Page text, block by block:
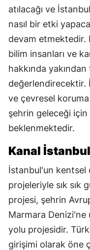
atılacağı ve
nasıl bir etki
devam etmektedir.
bilim insanları ve
hakkında
değerlendirecektir.
ve çevresel koruma
şehrin geleceği için
beklenmektedir.
Kanal
İstanbul'un kentsel
projeleriyle sık sık
projesi, şehrin
Marmara Denizi'ne
yolu projesidir.
girişimi olarak öne